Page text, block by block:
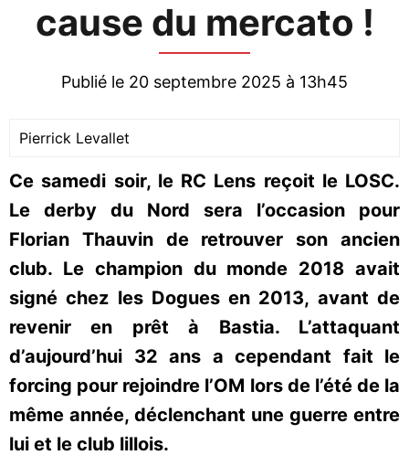
cause du mercato !
Publié le 20 septembre 2025 à 13h45
Pierrick Levallet
Ce samedi soir, le RC Lens reçoit le LOSC.
Le derby du Nord sera l’occasion pour
Florian Thauvin de retrouver son ancien
club. Le champion du monde 2018 avait
signé chez les Dogues en 2013, avant de
revenir en prêt à Bastia. L’attaquant
d’aujourd’hui 32 ans a cependant fait le
forcing pour rejoindre l’OM lors de l’été de la
même année, déclenchant une guerre entre
lui et le club lillois.